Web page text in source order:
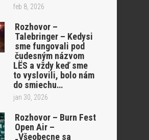
feb 8, 2026
Rozhovor –
Talebringer – Kedysi
sme fungovali pod
čudesným názvom
LËS a vždy keď sme
to vyslovili, bolo nám
do smiechu…
jan 30, 2026
Rozhovor – Burn Fest
Open Air –
„Všeobecne sa